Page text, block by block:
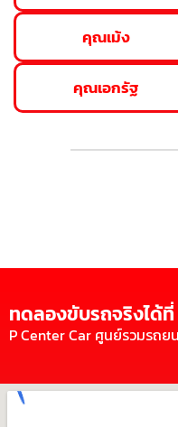
คุณเม้ง
คุณเอกรัฐ
ทดลองขับรถจริงได้
P Center Car ศูนย์รวมร